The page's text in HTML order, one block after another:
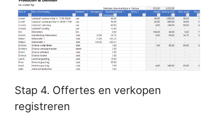
Stap 4. Offertes en verkopen
registreren